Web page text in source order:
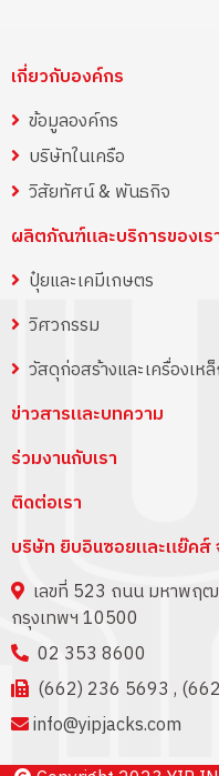
เกี่ยวกับองค์กร
ข้อมูลองค์กร
บริษัทในเครือ
วิสัยทัศน์ & พันธกิจ
ผลิตภัณฑ์และบริการของเร
ปุ๋ยและเคมีเกษตร
วิศวกรรม
วัสดุก่อสร้างและเครื่องเห
ข่าวสารและบทความ
ร่วมงานกับเรา
ติดต่อเรา
บริษัท ยิบอินซอยและแย๊คส์
เลขที่ 523 ถนน มหาพฤฒ
กรุงเทพฯ 10500
02 353 8600
(662) 236 5693 ,
info@yipjacks.com